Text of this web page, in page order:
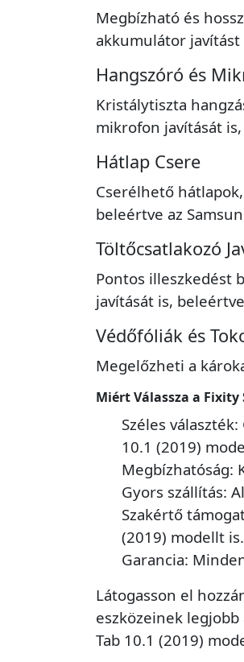
Megbízható és
akkumulátor javítást
Hangszóró és
Kristálytiszta
mikrofon javítását
Hátlap Csere
Cserélhető
beleértve az
Töltőcsatlakozó
Pontos illeszkedést
javítását is,
Védőfóliák és
Megelőzheti a
Miért Válassza a Fixity
Széles
10.1 (2019)
Megbízhatóság:
Gyors szállítás:
Szakértő
(2019) modellt is.
Garancia:
Látogasson el
eszközeinek
Tab 10.1 (2019)